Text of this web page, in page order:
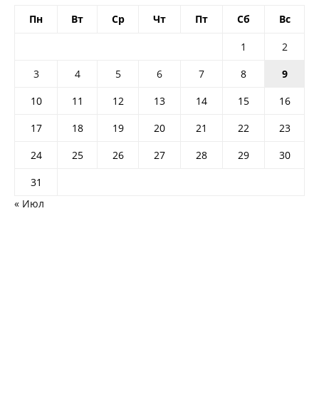
Пн Вт Ср Чт Пт Сб Вс
1
2
3
4 5 6 7 8
9
10
11 12 13 14 15
16
17
18 19 20 21 22
23
24
25 26 27 28 29
30
31
« Июл